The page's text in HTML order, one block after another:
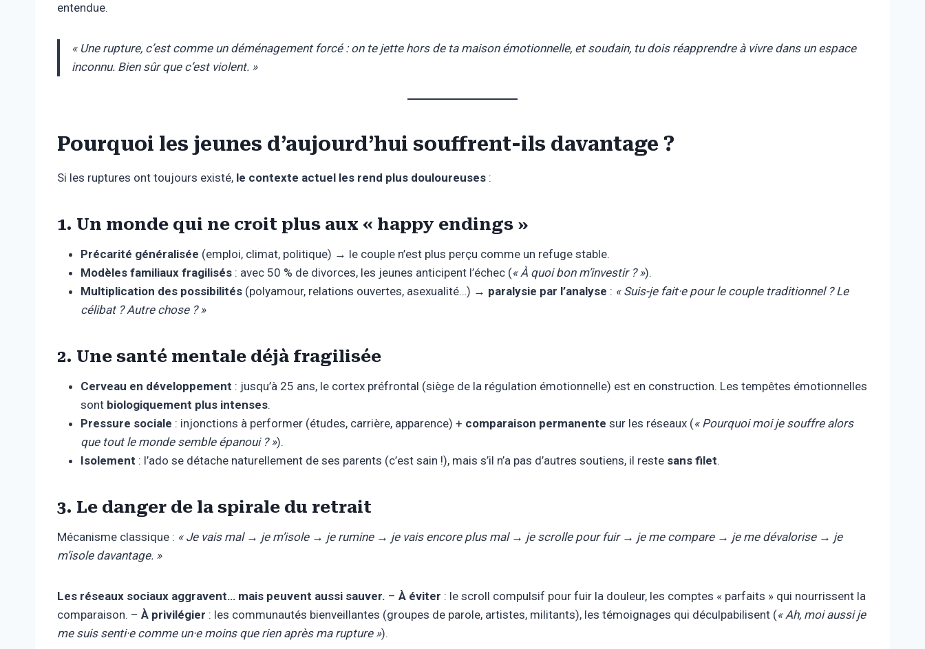
entendue.
« Une rupture, c’est comme un déménagement forcé : on te jette hors de ta maison émotionnelle, et soudain, tu dois réapprendre à vivre dans un espace
inconnu. Bien sûr que c’est violent. »
Pourquoi les jeunes d’aujourd’hui souffrent-ils davantage ?
Si les ruptures ont toujours existé, le contexte actuel les rend plus douloureuses :
1. Un monde qui ne croit plus aux « happy endings »
Précarité généralisée (emploi, climat, politique) → le couple n’est plus perçu comme un refuge stable.
Modèles familiaux fragilisés : avec 50 % de divorces, les jeunes anticipent l’échec (« À quoi bon m’investir ? »).
Multiplication des possibilités (polyamour, relations ouvertes, asexualité…) → paralysie par l’analyse : « Suis-je fait·e pour le couple traditionnel ? Le
célibat ? Autre chose ? »
2. Une santé mentale déjà fragilisée
Cerveau en développement : jusqu’à 25 ans, le cortex préfrontal (siège de la régulation émotionnelle) est en construction. Les tempêtes émotionnelles
sont biologiquement plus intenses.
Pressure sociale : injonctions à performer (études, carrière, apparence) + comparaison permanente sur les réseaux (« Pourquoi moi je souffre alors
que tout le monde semble épanoui ? »).
Isolement : l’ado se détache naturellement de ses parents (c’est sain !), mais s’il n’a pas d’autres soutiens, il reste sans filet.
3. Le danger de la spirale du retrait
Mécanisme classique : « Je vais mal → je m’isole → je rumine → je vais encore plus mal → je scrolle pour fuir → je me compare → je me dévalorise → je
m’isole davantage. »
Les réseaux sociaux aggravent… mais peuvent aussi sauver. – À éviter : le scroll compulsif pour fuir la douleur, les comptes « parfaits » qui nourrissent la
comparaison. – À privilégier : les communautés bienveillantes (groupes de parole, artistes, militants), les témoignages qui déculpabilisent (« Ah, moi aussi je
me suis senti·e comme un·e moins que rien après ma rupture »).